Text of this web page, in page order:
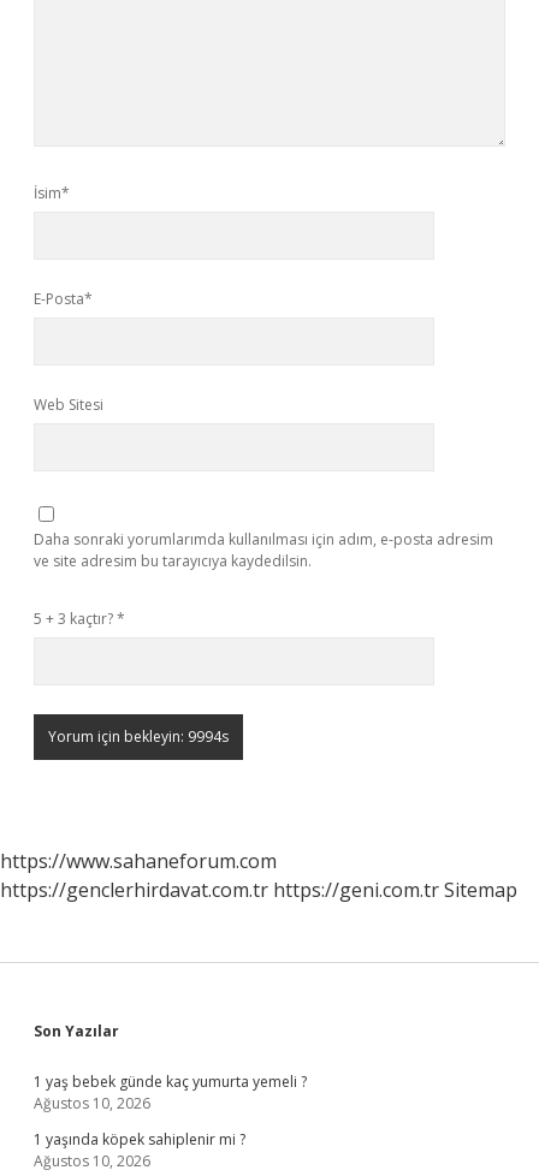
İsim*
E-Posta*
Web Sitesi
Daha sonraki yorumlarımda kullanılması için adım, e-posta adresim
ve site adresim bu tarayıcıya kaydedilsin.
5 + 3 kaçtır?*
https://www.sahaneforum.com
https://genclerhirdavat.com.tr https://geni.com.trSitemap
Sidebar
Son Yazılar
1 yaş bebek günde kaç yumurta yemeli ?
Ağustos 10, 2026
1 yaşında köpek sahiplenir mi ?
Ağustos 10, 2026